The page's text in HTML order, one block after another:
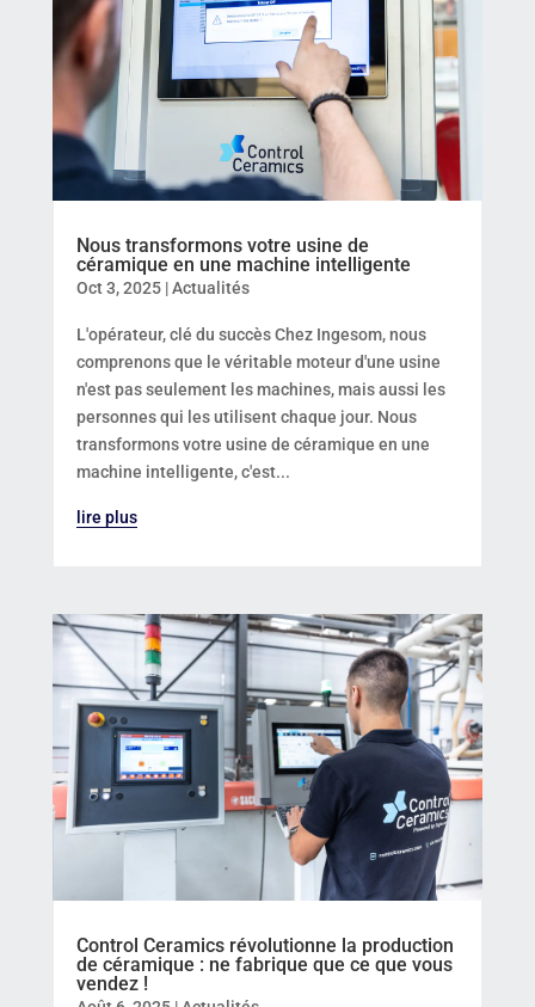
Nous transformons votre usine de
céramique en une machine intelligente
Oct 3, 2025|Actualités
L'opérateur, clé du succès Chez Ingesom, nous
comprenons que le véritable moteur d'une usine
n'est pas seulement les machines, mais aussi les
personnes qui les utilisent chaque jour. Nous
transformons votre usine de céramique en une
machine intelligente, c'est...
lire plus
Control Ceramics révolutionne la production
de céramique : ne fabrique que ce que vous
vendez !